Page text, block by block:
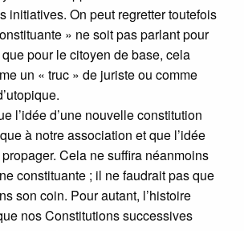
initiatives. On peut regretter toutefois
» ne soit pas parlant pour
pour le citoyen de base, cela
un « truc » de juriste ou comme
l’idée d’une nouvelle constitution
à notre association et que l’idée
Cela ne suffira néanmoins
constituante ; il ne faudrait pas que
son coin. Pour autant, l’histoire
nos Constitutions successives